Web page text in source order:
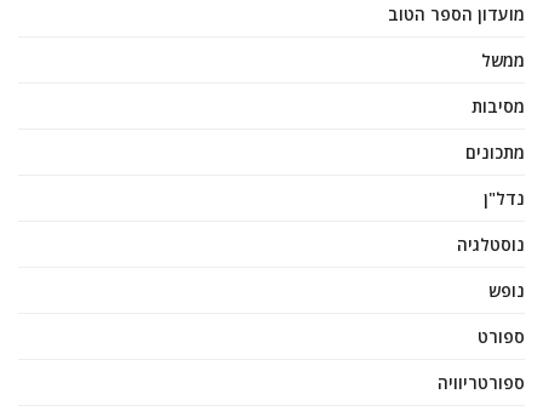
מועדון הספר הטוב
ממשל
מסיבות
מתכונים
נדל"ן
נוסטלגיה
נופש
ספורט
ספורטריוויה